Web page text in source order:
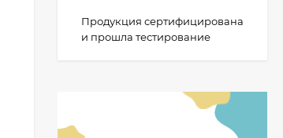
Продукция сертифицирована
и прошла тестирование